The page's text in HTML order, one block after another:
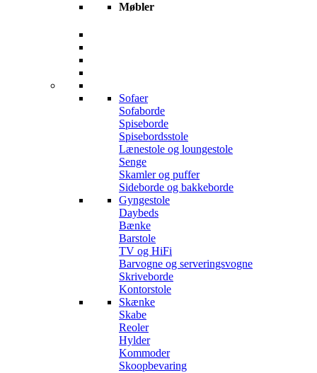
Møbler
Sofaer
Sofaborde
Spiseborde
Spisebordsstole
Lænestole og loungestole
Senge
Skamler og puffer
Sideborde og bakkeborde
Gyngestole
Daybeds
Bænke
Barstole
TV og HiFi
Barvogne og serveringsvogne
Skriveborde
Kontorstole
Skænke
Skabe
Reoler
Hylder
Kommoder
Skoopbevaring